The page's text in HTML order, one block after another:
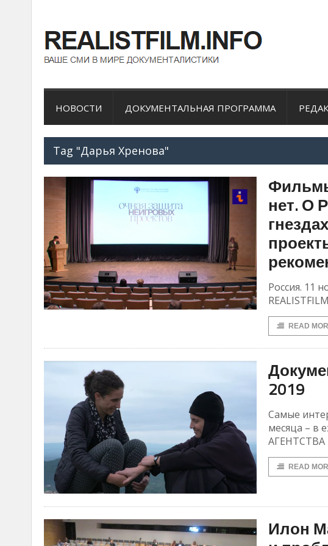
НОВОСТИ ДОКУМЕНТАЛЬНАЯ ПРОГРАММА
Tag "Дарья Хренова"
нет. О
Россия. 11
READ
2019
Самые
месяца –
АГЕНТСТВА
READ
Илон